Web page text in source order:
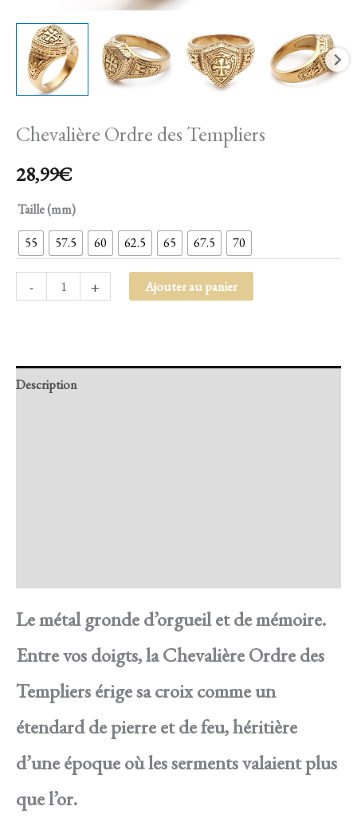
Chevalière Ordre des Templiers
28,99€
Taille (mm)
55 57.5 60 62.5 65 67.5 70
- + Ajouter au panier
Description
Le métal gronde d’orgueil et de mémoire.
Entre vos doigts, la Chevalière Ordre des
Templiers érige sa croix comme un
étendard de pierre et de feu, héritière
d’une époque où les serments valaient plus
que l’or.